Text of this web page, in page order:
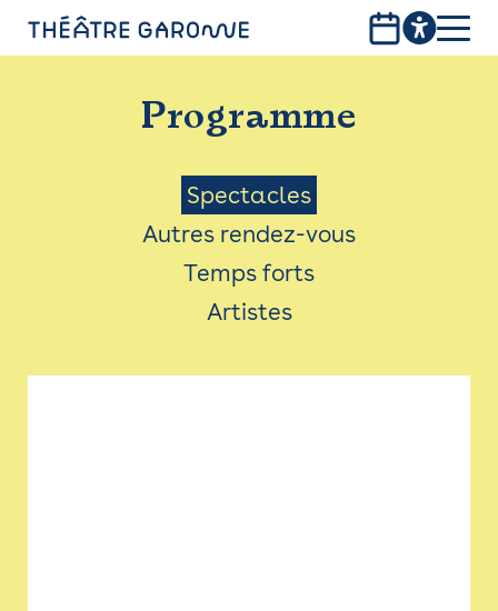
PROGRAMME
INFOS PRATIQUES
AVEC LES PUBLICS
ACCESSIBILITÉ
LES PRODUCTIONS
Programme
Menu
Saison
Spectacles
Autres rendez-vous
Temps forts
Artistes